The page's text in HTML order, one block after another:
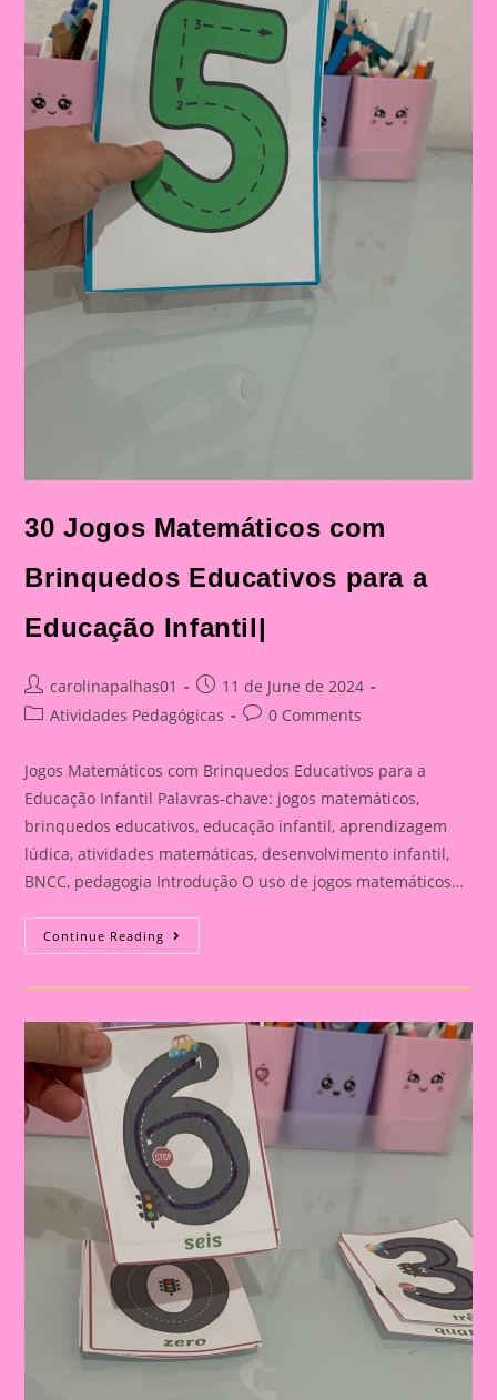
Barras
Com
LEGO
30 Jogos Matemáticos com
Brinquedos Educativos para a
Educação Infantil|
Post
author:
carolinapalhas01
Post
published:
11 de June de 2024
PostAtividades Pedagógicas
Post0 Comments
Jogos Matemáticos com Brinquedos Educativos para a
Educação Infantil Palavras-chave: jogos matemáticos,
brinquedos educativos, educação infantil, aprendizagem
lúdica, atividades matemáticas, desenvolvimento infantil,
BNCC, pedagogia Introdução O uso de jogos matemáticos…
Continue Reading 30
Jogos
Com
Para
A
Educação
Infantil|